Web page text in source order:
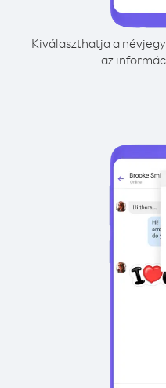
Kiválaszthatja a
az